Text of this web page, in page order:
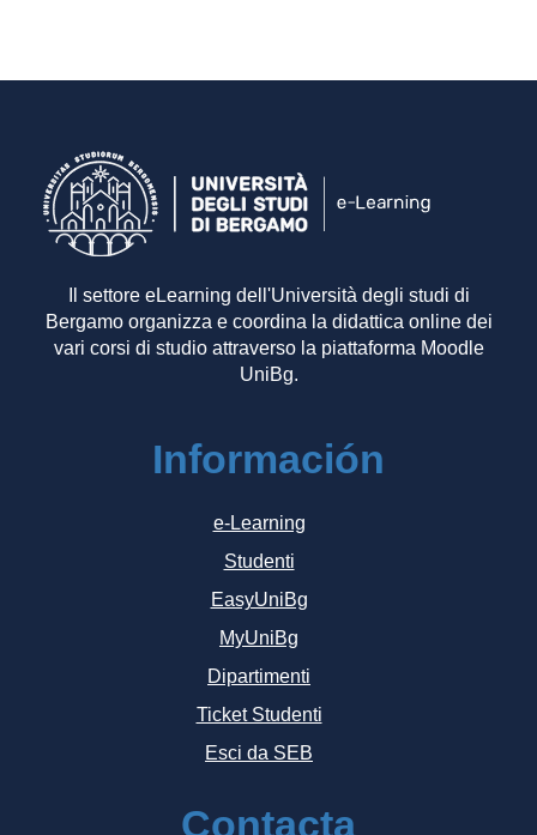
Il settore eLearning dell'Università degli studi di
Bergamo organizza e coordina la didattica online dei
vari corsi di studio attraverso la piattaforma Moodle
UniBg.
Información
e-Learning
Studenti
EasyUniBg
MyUniBg
Dipartimenti
Ticket Studenti
Esci da SEB
Contacta